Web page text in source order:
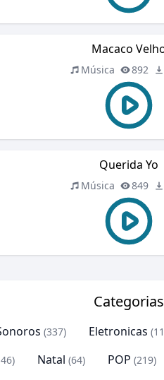
Macaco
Música 892
Querida Yo
Música 849
Categorias
(337) Eletronicas
Natal (64) POP (219)